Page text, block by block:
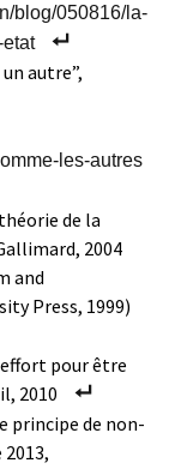
blog/050816/la-
autre”,
les-autres
de la
2004
and
Press, 1999)
effort pour être
2010
principe de non-